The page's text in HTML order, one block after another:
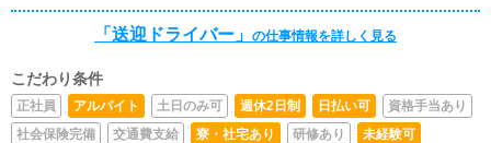
「送迎ドライバー」 の仕事情報を詳しく見る
こだわり条件
正社員 アルバイト 土日のみ可 週休2日制 日払い可
資格手当あり
社会保険完備
交通費支給 寮・社宅あり 研修あり
未経験可